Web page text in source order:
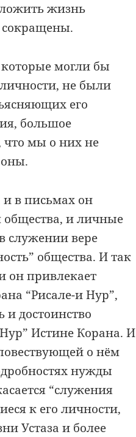
жизнь
сокращены.
могли бы
не были
его
большое
что мы о них не
и в письмах он
общества, и личные
служении вере
общества. И так
он привлекает
“Рисале-и Нур”,
и достоинство
Истине Корана. И
о нём
нужды
“служения
к его личности,
Устаза и более